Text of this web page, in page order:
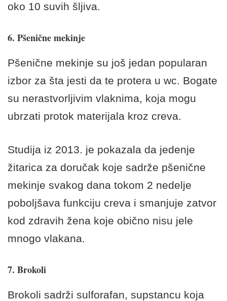
oko 10 suvih šljiva.
6. Pšenične mekinje
Pšenične mekinje su još jedan popularan
izbor za šta jesti da te protera u wc. Bogate
su nerastvorljivim vlaknima, koja mogu
ubrzati protok materijala kroz creva.
Studija iz 2013. je pokazala da jedenje
žitarica za doručak koje sadrže pšenične
mekinje svakog dana tokom 2 nedelje
poboljšava funkciju creva i smanjuje zatvor
kod zdravih žena koje obično nisu jele
mnogo vlakana.
7. Brokoli
Brokoli sadrži sulforafan, supstancu koja